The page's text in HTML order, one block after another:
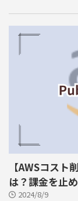
【AWSコス
は？課金を止
2024/8/9